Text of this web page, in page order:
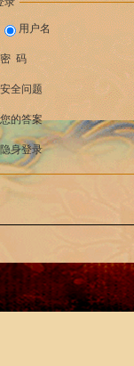
用户名
密 码
安全问题
您的答案
隐身登录